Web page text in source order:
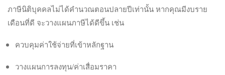
ภาษีนิติบุคคลไม่ได้คำนวณตอนปลายปีเท่านั้น หากคุณมีงบราย
เดือนที่ดี จะวางแผนภาษีได้ดีขึ้น เช่น
ควบคุมค่าใช้จ่ายที่เข้าหลักฐาน
วางแผนการลงทุน/ค่าเสื่อมราคา